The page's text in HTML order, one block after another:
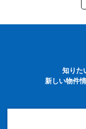
知りた
新しい物件